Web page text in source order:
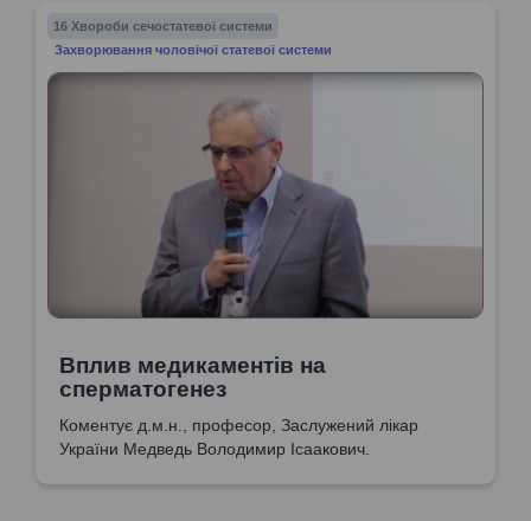
16 Хвороби сечостатевої системи
Захворювання чоловічої статевої системи
Вплив медикаментів на
сперматогенез
Коментує д.м.н., професор, Заслужений лікар
України Медведь Володимир Ісаакович.